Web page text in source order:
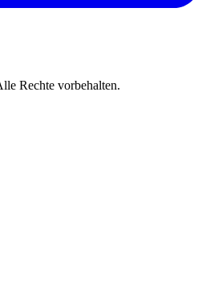
Rechte vorbehalten.